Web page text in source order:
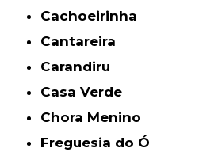
Cachoeirinha
Cantareira
Carandiru
Casa Verde
Chora Menino
Freguesia do Ó